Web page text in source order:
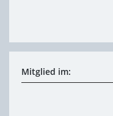
Mitglied im: